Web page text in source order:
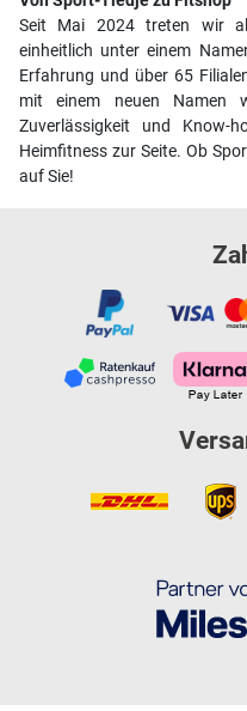
Seit Mai 2024 treten wir
einheitlich unter einem
Erfahrung und über 65
mit einem neuen Namen
Zuverlässigkeit und Know-
Heimfitness zur Seite. Ob
auf Sie!